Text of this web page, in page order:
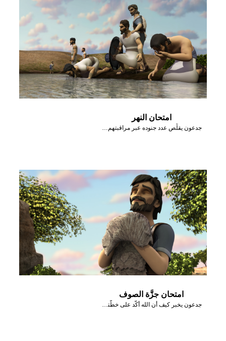
امتحان النهر
جدعون يقلِّص عدد جنوده عبر مراقبتهم وهم يشربون من النهر.
امتحان جزَّة الصوف
جدعون يخبر كيف أن الله أكَّد على خطَّته من خلال جزَّة صوف.